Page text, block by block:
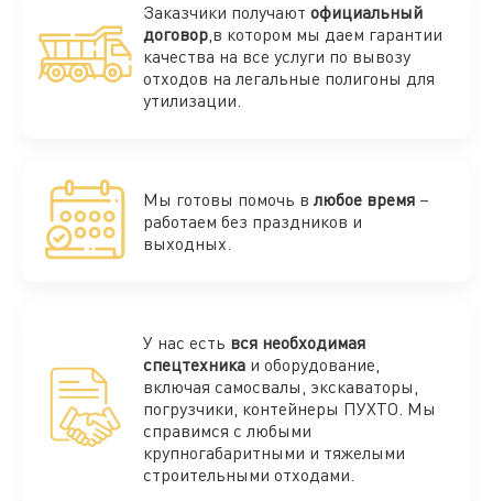
Заказчики получают официальный
договор,в котором мы даем гарантии
качества на все услуги по вывозу
отходов на легальные полигоны для
утилизации.
Мы готовы помочь в любое время –
работаем без праздников и
выходных.
У нас есть вся необходимая
спецтехника и оборудование,
включая самосвалы, экскаваторы,
погрузчики, контейнеры ПУХТО. Мы
справимся с любыми
крупногабаритными и тяжелыми
строительными отходами.